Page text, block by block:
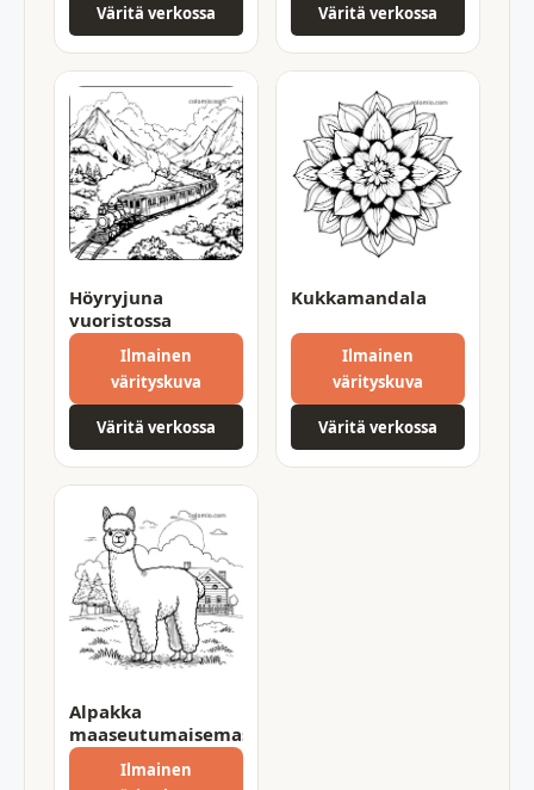
Väritä verkossa Väritä verkossa
Höyryjuna
vuoristossa
Ilmainen
värityskuva
Väritä verkossa
Kukkamandala
Ilmainen
värityskuva
Väritä verkossa
Alpakka
maaseutumaisemassa
Ilmainen